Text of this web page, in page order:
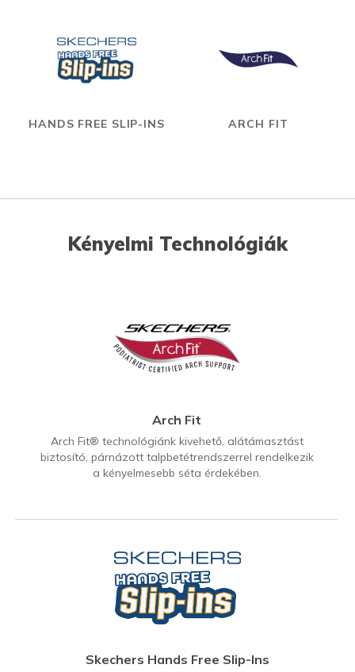
HANDS FREE SLIP-INS ARCH FIT
Kényelmi Technológiák
Arch Fit
Arch Fit® technológiánk kivehető, alátámasztást
biztosító, párnázott talpbetétrendszerrel rendelkezik
a kényelmesebb séta érdekében.
Skechers Hands Free Slip-Ins